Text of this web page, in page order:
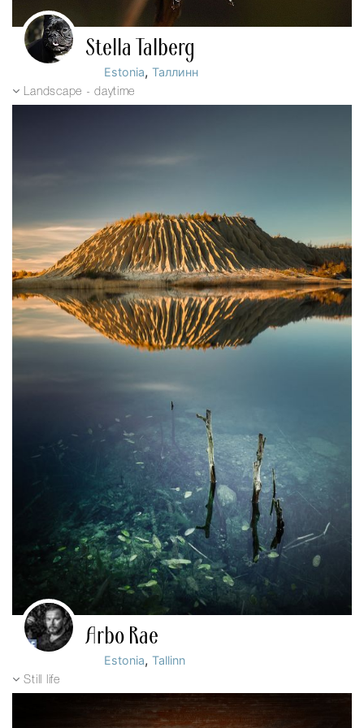
Stella Talberg
Estonia,Таллинн
Landscape - daytime
Arbo Rae
Estonia,Tallinn
Still life